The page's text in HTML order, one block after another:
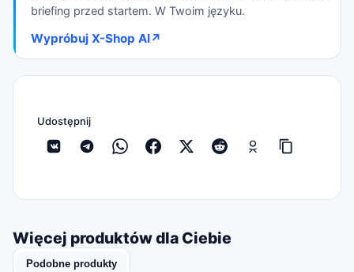
briefing przed startem. W Twoim języku.
Wypróbuj X-Shop AI↗
Udostępnij
Więcej produktów dla Ciebie
Podobne produkty